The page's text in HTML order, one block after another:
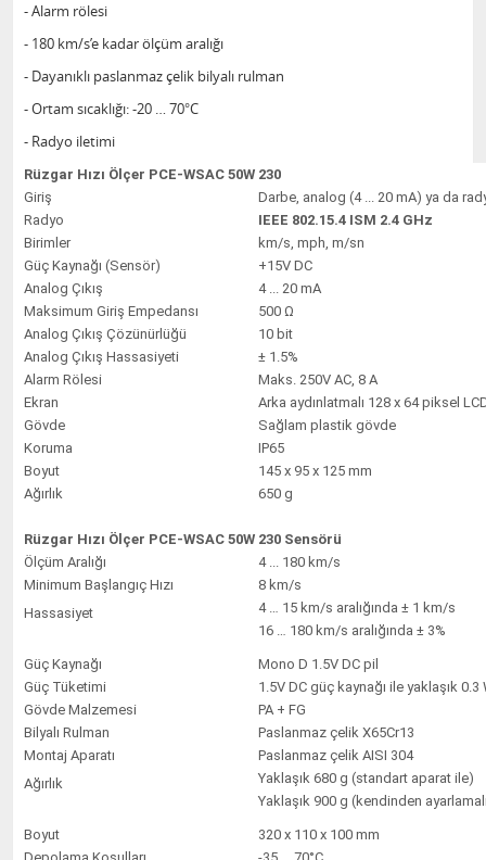
- Alarm rölesi
- 180 km/s’e kadar ölçüm aralığı
- Dayanıklı paslanmaz çelik bilyalı rulman
- Ortam sıcaklığı: -20 … 70°C
- Radyo iletimi
Rüzgar Hızı Ölçer PCE-WSAC 50W 230
Giriş
Darbe, analog (4 ... 20 mA) ya da
Radyo
IEEE 802.15.4 ISM 2.4 GHz
Birimler
km/s, mph, m/sn
Güç Kaynağı (Sensör)
+15V DC
Analog Çıkış
4 ... 20 mA
Maksimum Giriş Empedansı
500 Ω
Analog Çıkış Çözünürlüğü
10 bit
Analog Çıkış Hassasiyeti
± 1.5%
Alarm Rölesi
Maks. 250V AC, 8 A
Ekran
Arka aydınlatmalı 128 x 64 piksel
Gövde
Sağlam plastik gövde
Koruma
IP65
Boyut
145 x 95 x 125 mm
Ağırlık
650 g
Rüzgar Hızı Ölçer PCE-WSAC 50W 230 Sensörü
Ölçüm Aralığı
4 ... 180 km/s
Minimum Başlangıç Hızı
8 km/s
Hassasiyet
4 … 15 km/s aralığında ± 1 km/s
16 … 180 km/s aralığında ± 3%
Güç Kaynağı
Mono D 1.5V DC pil
Güç Tüketimi
1.5V DC güç kaynağı ile yaklaşık 0.3
Gövde Malzemesi
PA + FG
Bilyalı Rulman
Paslanmaz çelik X65Cr13
Montaj Aparatı
Paslanmaz çelik AISI 304
Ağırlık
Yaklaşık 680 g (standart aparat ile)
Yaklaşık 900 g (kendinden
Boyut
320 x 110 x 100 mm